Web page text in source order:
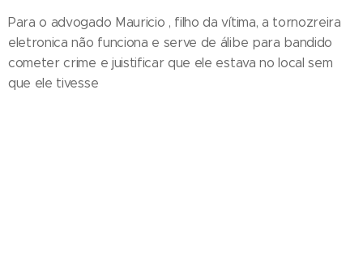
Para o advogado Mauricio , filho da vítima, a tornozreira
eletronica não funciona e serve de álibe para bandido
cometer crime e juistificar que ele estava no local sem
que ele tivesse